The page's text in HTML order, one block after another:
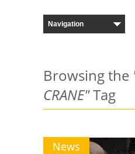
Browsing the
CRANE"Tag
News